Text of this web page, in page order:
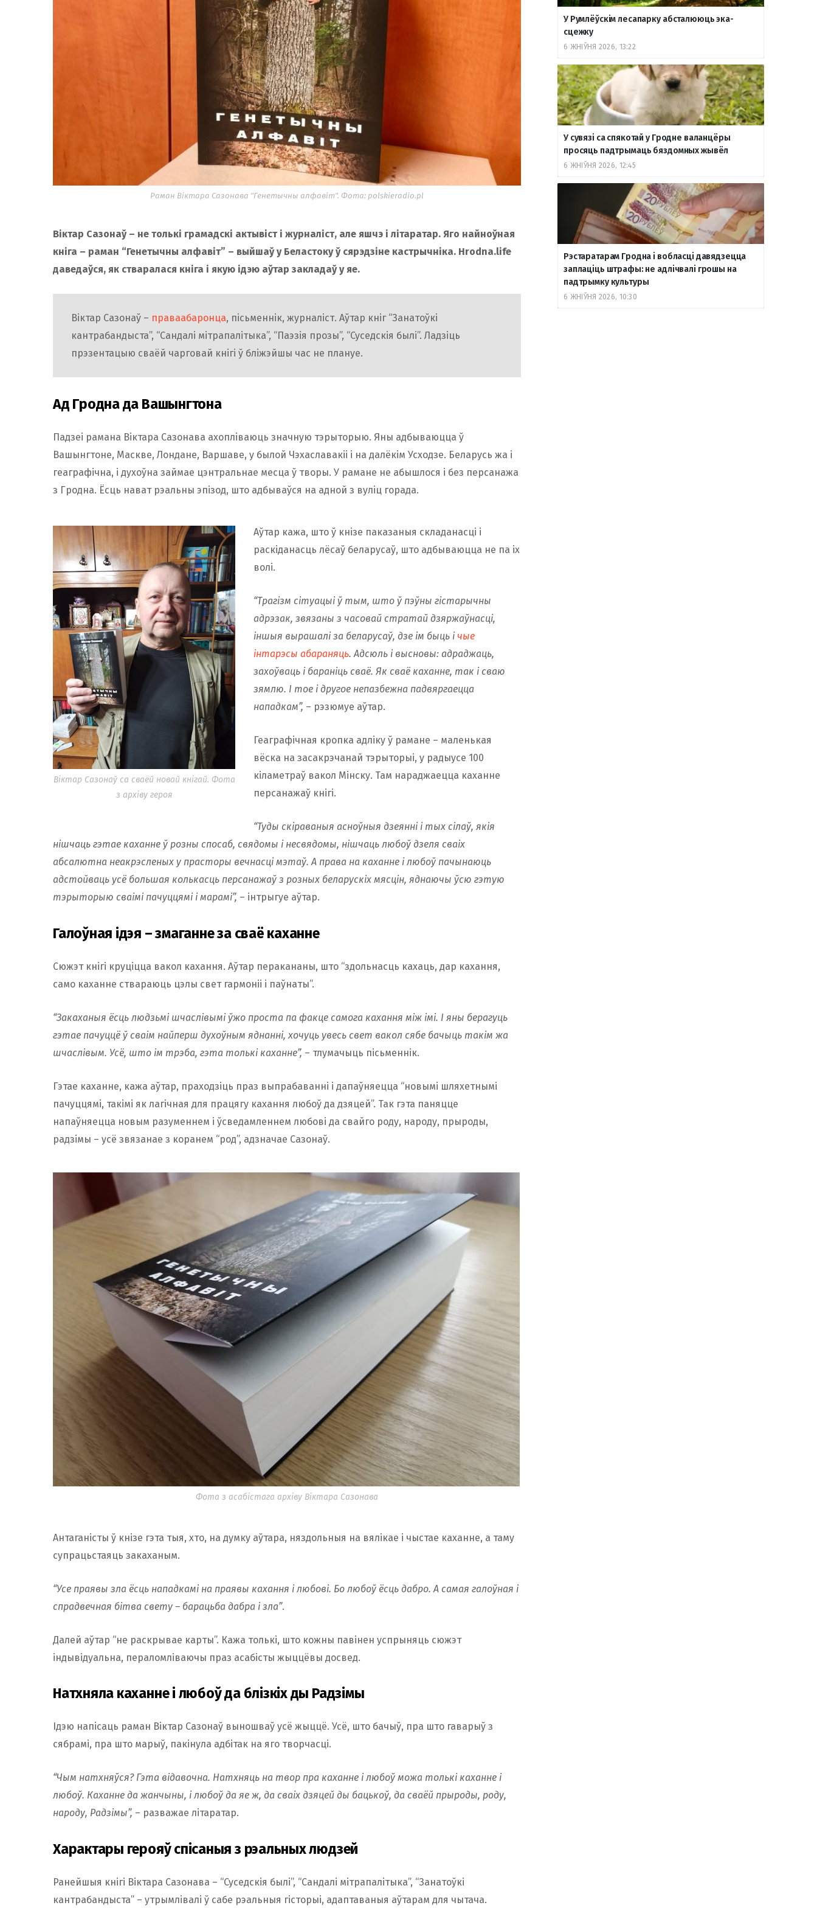
Раман Віктара Сазонава "Генетычны алфавіт". Фота: polskieradio.pl
Віктар Сазонаў – не толькі грамадскі актывіст і журналіст, але яшчэ і літаратар. Яго найноўная
кніга – раман “Генетычны алфавіт” – выйшаў у Беластоку ў сярэдзіне кастрычніка. Hrodna.life
даведаўся, як стваралася кніга і якую ідэю аўтар закладаў у яе.
Віктар Сазонаў – праваабаронца, пісьменнік, журналіст. Аўтар кніг “Занатоўкі
кантрабандыста”, “Сандалі мітрапалітыка”, “Паэзія прозы”, “Суседскія былі”. Ладзіць
прэзентацыю сваёй чарговай кнігі ў бліжэйшы час не плануе.
Ад Гродна да Вашынгтона
Падзеі рамана Віктара Сазонава ахопліваюць значную тэрыторыю. Яны адбываюцца ў
Вашынгтоне, Маскве, Лондане, Варшаве, у былой Чэхаславакіі і на далёкім Усходзе. Беларусь жа і
геаграфічна, і духоўна займае цэнтральнае месца ў творы. У рамане не абышлося і без персанажа
з Гродна. Ёсць нават рэальны эпізод, што адбываўся на адной з вуліц горада.
Віктар Сазонаў са сваёй новай кнігай. Фота
з архіву героя
Аўтар кажа, што ў кнізе паказаныя складанасці і
раскіданасць лёсаў беларусаў, што адбываюцца не па іх
волі.
“Трагізм сітуацыі ў тым, што ў пэўны гістарычны
адрэзак, звязаны з часовай стратай дзяржаўнасці,
іншыя вырашалі за беларусаў, дзе ім быць і чые
інтарэсы абараняць. Адсюль і высновы: адраджаць,
захоўваць і бараніць сваё. Як сваё каханне, так і сваю
зямлю. І тое і другое непазбежна падвяргаецца
нападкам”, – рэзюмуе аўтар.
Геаграфічная кропка адліку ў рамане – маленькая
вёска на засакрэчанай тэрыторыі, у радыусе 100
кіламетраў вакол Мінску. Там нараджаецца каханне
персанажаў кнігі.
“Туды скіраваныя асноўныя дзеянні і тых сілаў, якія
нішчаць гэтае каханне ў розны спосаб, свядомы і несвядомы, нішчаць любоў дзеля сваіх
абсалютна неакрэсленых у прасторы вечнасці мэтаў. А права на каханне і любоў пачынаюць
адстойваць усё большая колькасць персанажаў з розных беларускіх мясцін, яднаючы ўсю гэтую
тэрыторыю сваімі пачуццямі і марамі”, – інтрыгуе аўтар.
Галоўная ідэя – змаганне за сваё каханне
Сюжэт кнігі круціцца вакол кахання. Аўтар перакананы, што “здольнасць кахаць, дар кахання,
само каханне ствараюць цэлы свет гармоніі і паўнаты”.
“Закаханыя ёсць людзьмі шчаслівымі ўжо проста па факце самога кахання між імі. І яны берагуць
гэтае пачуццё ў сваім найперш духоўным яднанні, хочуць увесь свет вакол сябе бачыць такім жа
шчаслівым. Усё, што ім трэба, гэта толькі каханне”, – тлумачыць пісьменнік.
Гэтае каханне, кажа аўтар, праходзіць праз выпрабаванні і дапаўняецца “новымі шляхетнымі
пачуццямі, такімі як лагічная для працягу кахання любоў да дзяцей”. Так гэта паняцце
напаўняецца новым разуменнем і ўсведамленнем любові да свайго роду, народу, прыроды,
радзімы – усё звязанае з коранем “род”, адзначае Сазонаў.
Фота з асабістага архіву Віктара Сазонава
Антаганісты ў кнізе гэта тыя, хто, на думку аўтара, няздольныя на вялікае і чыстае каханне, а таму
супрацьстаяць закаханым.
“Усе праявы зла ёсць нападкамі на праявы кахання і любові. Бо любоў ёсць дабро. А самая галоўная і
спрадвечная бітва свету – барацьба дабра і зла”.
Далей аўтар “не раскрывае карты”. Кажа толькі, што кожны павінен успрыняць сюжэт
індывідуальна, пераломліваючы праз асабісты жыццёвы досвед.
Натхняла каханне і любоў да блізкіх ды Радзімы
Ідэю напісаць раман Віктар Сазонаў выношваў усё жыццё. Усё, што бачыў, пра што гаварыў з
сябрамі, пра што марыў, пакінула адбітак на яго творчасці.
“Чым натхняўся? Гэта відавочна. Натхняць на твор пра каханне і любоў можа толькі каханне і
любоў. Каханне да жанчыны, і любоў да яе ж, да сваіх дзяцей ды бацькоў, да сваёй прыроды, роду,
народу, Радзімы”, – разважае літаратар.
Характары герояў спісаныя з рэальных людзей
Ранейшыя кнігі Віктара Сазонава – “Суседскія былі”, “Сандалі мітрапалітыка”, “Занатоўкі
кантрабандыста” – утрымлівалі ў сабе рэальныя гісторыі, адаптаваныя аўтарам для чытача.
У Румлёўскім лесапарку абсталююць эка-
сцежку
6 ЖНІЎНЯ 2026, 13:22
У сувязі са спякотай у Гродне валанцёры
просяць падтрымаць бяздомных жывёл
6 ЖНІЎНЯ 2026, 12:45
Рэстаратарам Гродна і вобласці давядзецца
заплаціць штрафы: не адлічвалі грошы на
падтрымку культуры
6 ЖНІЎНЯ 2026, 10:30